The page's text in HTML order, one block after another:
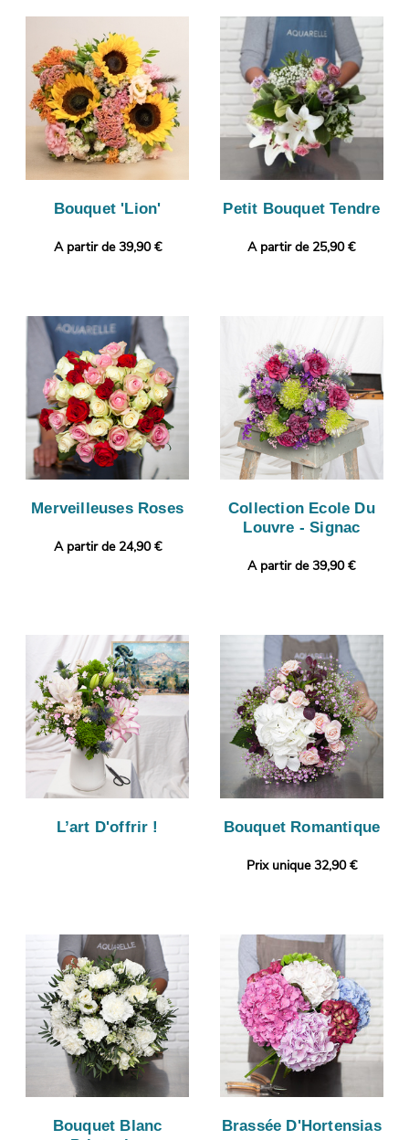
Bouquet 'Lion'
A partir de 39,90 €
Petit Bouquet Tendre
A partir de 25,90 €
Merveilleuses Roses
A partir de 24,90 €
Collection Ecole Du
Louvre - Signac
A partir de 39,90 €
L’art D'offrir ! Bouquet Romantique
Prix unique 32,90 €
Bouquet Blanc
Brassée D'Hortensias